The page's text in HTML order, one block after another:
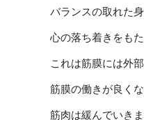
バランスの取れた
心の落ち着きをも
これは筋膜には外
筋膜の働きが良く
筋肉は緩んでいきま